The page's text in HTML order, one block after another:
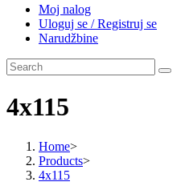
Moj nalog
Uloguj se / Registruj se
Narudžbine
4x115
Home>
Products>
4x115